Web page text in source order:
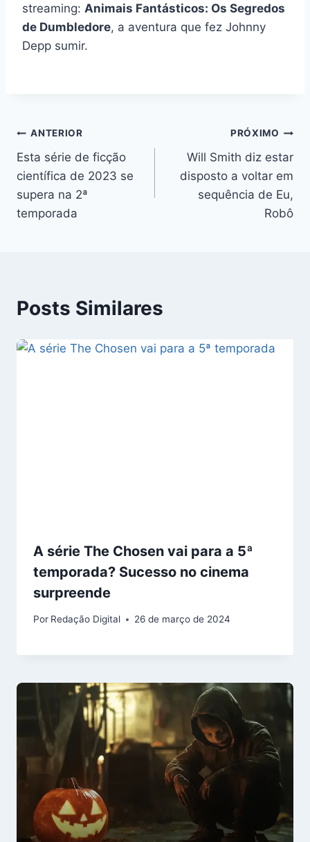
streaming: Animais Fantásticos: Os Segredos
de Dumbledore, a aventura que fez Johnny
Depp sumir.
Navegação
de
Post
ANTERIOR
Esta série de ficção
científica de 2023 se
supera na 2ª
temporada
PRÓXIMO
Will Smith diz estar
disposto a voltar em
sequência de Eu,
Robô
Posts Similares
A série The Chosen vai para a 5ª
temporada? Sucesso no cinema
surpreende
Por Redação Digital 26 de março de 2024